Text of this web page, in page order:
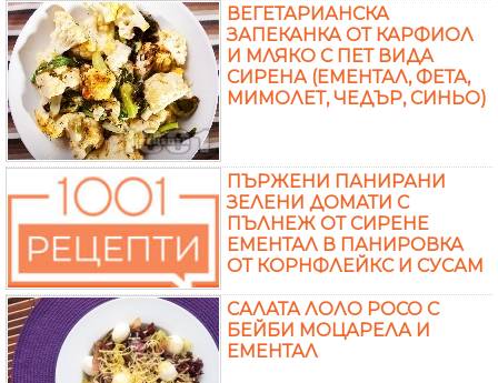
ВЕГЕТАРИАНСКА
ЗАПЕКАНКА ОТ КАРФИОЛ
И МЛЯКО С ПЕТ ВИДА
СИРЕНА (ЕМЕНТАЛ, ФЕТА,
МИМОЛЕТ, ЧЕДЪР, СИНЬО)
ПЪРЖЕНИ ПАНИРАНИ
ЗЕЛЕНИ ДОМАТИ С
ПЪЛНЕЖ ОТ СИРЕНЕ
ЕМЕНТАЛ В ПАНИРОВКА
ОТ КОРНФЛЕЙКС И СУСАМ
САЛАТА ЛОЛО РОСО С
БЕЙБИ МОЦАРЕЛА И
ЕМЕНТАЛ